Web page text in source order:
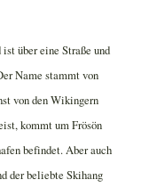
über eine Straße und
Name stammt von
von den Wikingern
kommt um Frösön
befindet. Aber auch
der beliebte Skihang